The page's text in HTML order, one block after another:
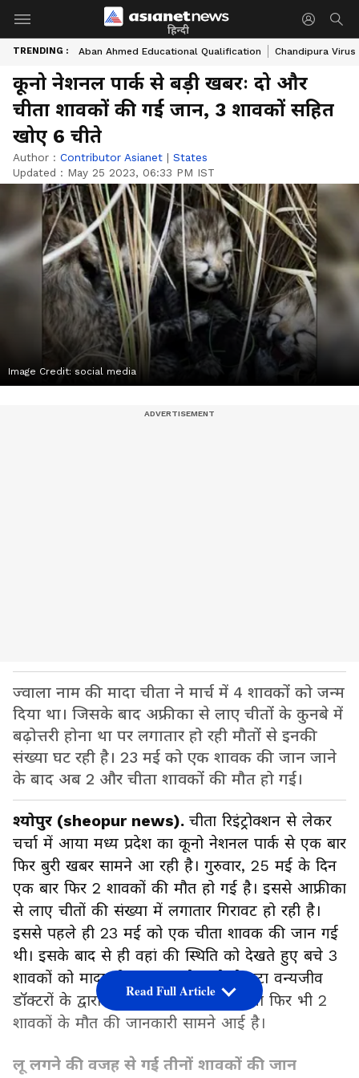
हिन्दी
TRENDING : Aban Ahmed Educational Qualification Chandipura
कूनो नेशनल पार्क से बड़ी खबरः दो और
चीता शावकों की गई जान, 3 शावकों सहित
खोए 6 चीते
Author : Contributor Asianet | States
Updated : May 25 2023, 06:33 PM IST
Image Credit: social media
ज्वाला नाम की मादा चीता ने मार्च में 4 शावकों को जन्म
दिया था। जिसके बाद अफ्रीका से लाए चीतों के कुनबे में
बढ़ोत्तरी होना था पर लगातार हो रही मौतों से इनकी
संख्या घट रही है। 23 मई को एक शावक की जान जाने
के बाद अब 2 और चीता शावकों की मौत हो गई।
श्योपुर (sheopur news). चीता रिइंट्रोक्शन से लेकर
चर्चा में आया मध्य प्रदेश का कूनो नेशनल पार्क से एक बार
फिर बुरी खबर सामने आ रही है। गुरुवार, 25 मई के दिन
एक बार फिर 2 शावकों की मौत हो गई है। इससे आफ्रीका
से लाए चीतों की संख्या में लगातार गिरावट हो रही है।
इससे पहले ही 23 मई को एक चीता शावक की जान गई
थी। इसके बाद से ही वहां की स्थिति को देखते हुए बचे 3
शावकों को मादा चीता ज्वाला के बाड़े से हटा वन्यजीव
डॉक्टरों के द्वारा ऑबर्जवेशन में रखा गया था फिर भी 2
शावकों के मौत की जानकारी सामने आई है।
लू लगने की वजह से गई तीनों शावकों की जान
Read Full Article